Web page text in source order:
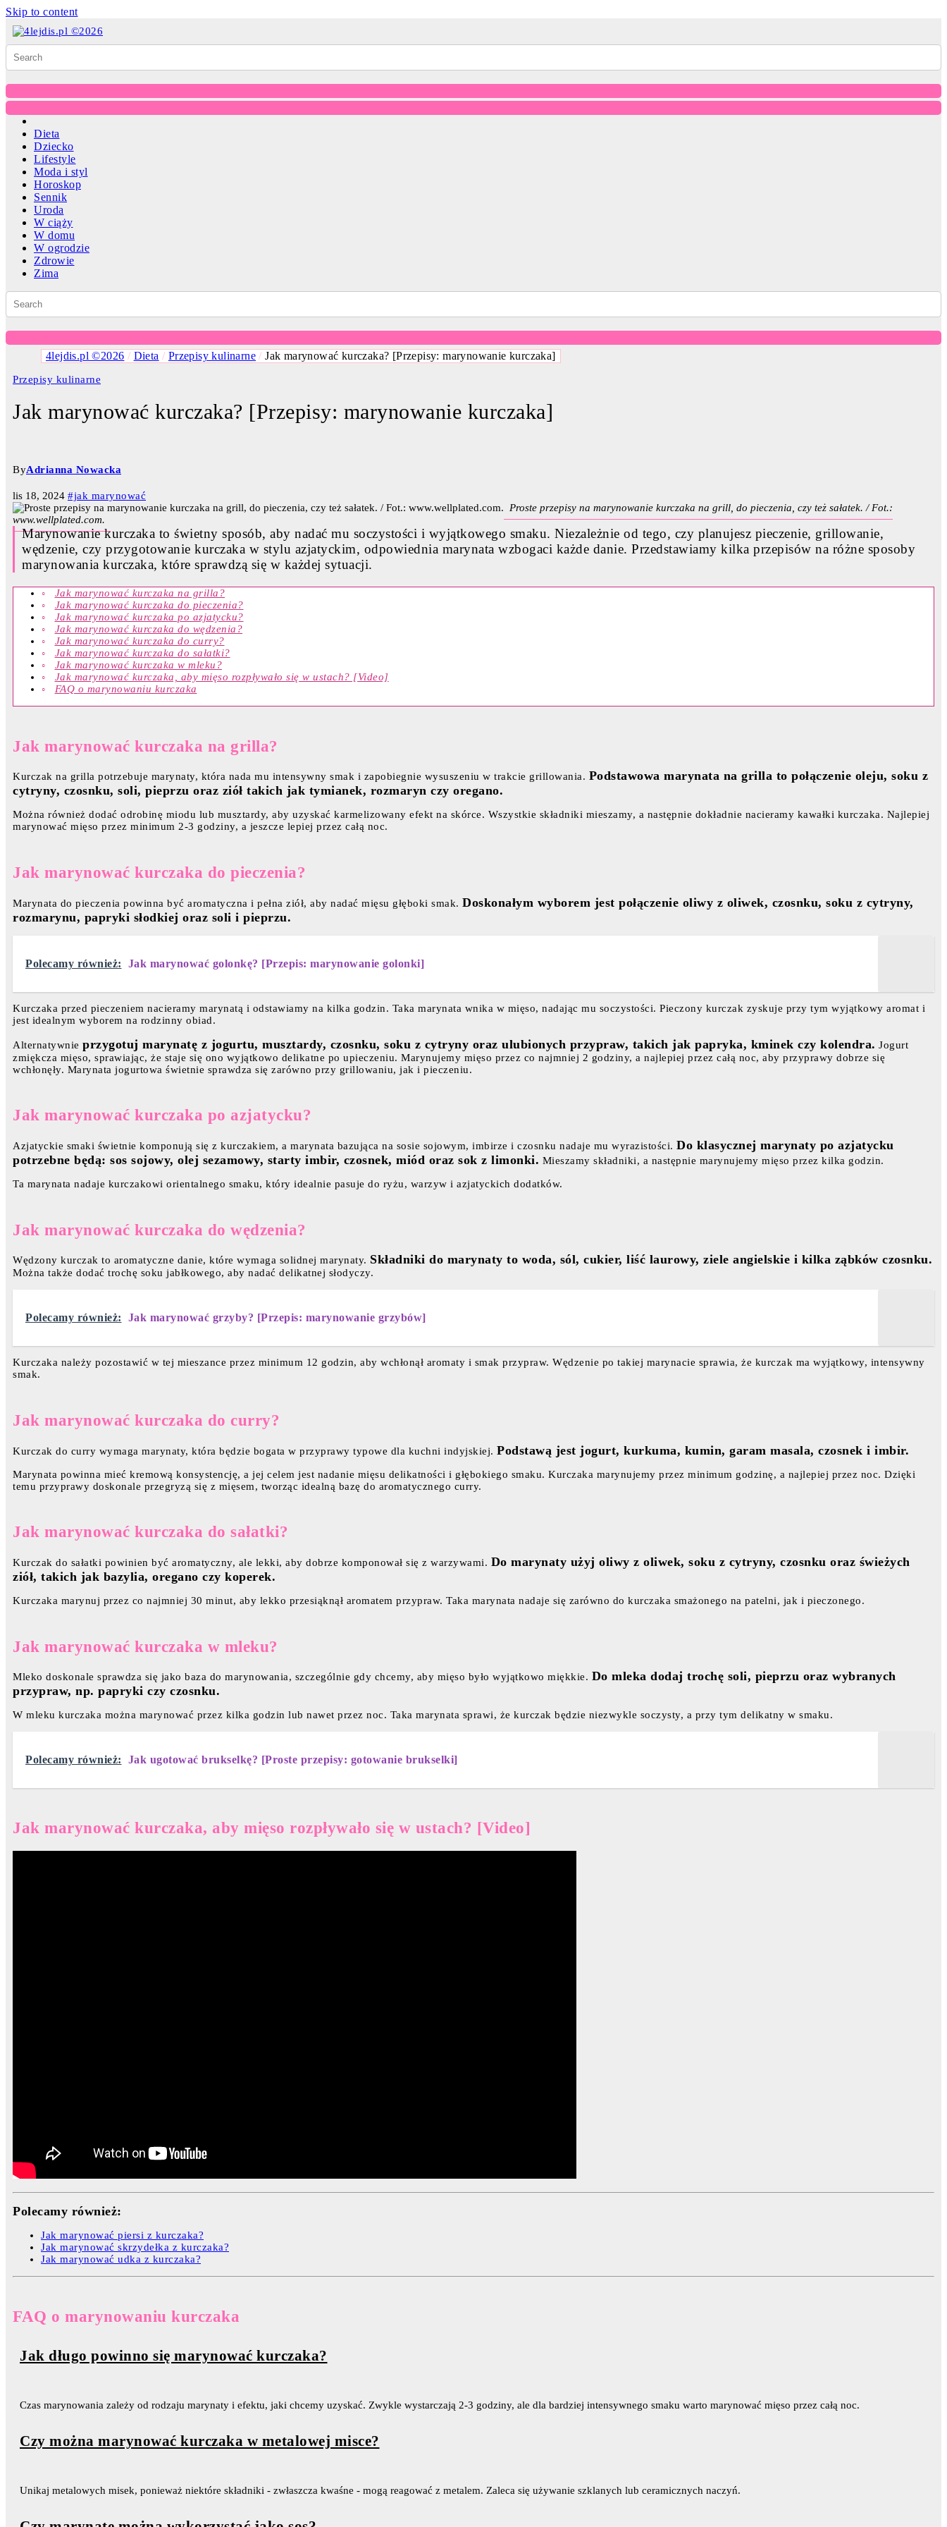
Skip to content
Dieta
Dziecko
Lifestyle
Moda i styl
Horoskop
Sennik
Uroda
W ciąży
W domu
W ogrodzie
Zdrowie
Zima
4lejdis.pl ©2026 / Dieta / Przepisy kulinarne /Jak marynować kurczaka? [Przepisy: marynowanie kurczaka]
Przepisy kulinarne
Jak marynować kurczaka? [Przepisy: marynowanie kurczaka]
ByAdrianna Nowacka
lis 18, 2024 #jak marynować
Proste przepisy na marynowanie kurczaka na grill, do pieczenia, czy też sałatek. / Fot.:
www.wellplated.com.
Marynowanie kurczaka to świetny sposób, aby nadać mu soczystości i wyjątkowego smaku. Niezależnie od tego, czy planujesz pieczenie, grillowanie,
wędzenie, czy przygotowanie kurczaka w stylu azjatyckim, odpowiednia marynata wzbogaci każde danie. Przedstawiamy kilka przepisów na różne sposoby
marynowania kurczaka, które sprawdzą się w każdej sytuacji.
Jak marynować kurczaka na grilla?
Jak marynować kurczaka do pieczenia?
Jak marynować kurczaka po azjatycku?
Jak marynować kurczaka do wędzenia?
Jak marynować kurczaka do curry?
Jak marynować kurczaka do sałatki?
Jak marynować kurczaka w mleku?
Jak marynować kurczaka, aby mięso rozpływało się w ustach? [Video]
FAQ o marynowaniu kurczaka
Jak marynować kurczaka na grilla?
Kurczak na grilla potrzebuje marynaty, która nada mu intensywny smak i zapobiegnie wysuszeniu w trakcie grillowania. Podstawowa marynata na grilla to połączenie oleju, soku z
cytryny, czosnku, soli, pieprzu oraz ziół takich jak tymianek, rozmaryn czy oregano.
Można również dodać odrobinę miodu lub musztardy, aby uzyskać karmelizowany efekt na skórce. Wszystkie składniki mieszamy, a następnie dokładnie nacieramy kawałki kurczaka. Najlepiej
marynować mięso przez minimum 2-3 godziny, a jeszcze lepiej przez całą noc.
Jak marynować kurczaka do pieczenia?
Marynata do pieczenia powinna być aromatyczna i pełna ziół, aby nadać mięsu głęboki smak. Doskonałym wyborem jest połączenie oliwy z oliwek, czosnku, soku z cytryny,
rozmarynu, papryki słodkiej oraz soli i pieprzu.
Polecamy również: Jak marynować golonkę? [Przepis: marynowanie golonki]
Kurczaka przed pieczeniem nacieramy marynatą i odstawiamy na kilka godzin. Taka marynata wnika w mięso, nadając mu soczystości. Pieczony kurczak zyskuje przy tym wyjątkowy aromat i
jest idealnym wyborem na rodzinny obiad.
Alternatywnie przygotuj marynatę z jogurtu, musztardy, czosnku, soku z cytryny oraz ulubionych przypraw, takich jak papryka, kminek czy kolendra. Jogurt
zmiękcza mięso, sprawiając, że staje się ono wyjątkowo delikatne po upieczeniu. Marynujemy mięso przez co najmniej 2 godziny, a najlepiej przez całą noc, aby przyprawy dobrze się
wchłonęły. Marynata jogurtowa świetnie sprawdza się zarówno przy grillowaniu, jak i pieczeniu.
Jak marynować kurczaka po azjatycku?
Azjatyckie smaki świetnie komponują się z kurczakiem, a marynata bazująca na sosie sojowym, imbirze i czosnku nadaje mu wyrazistości. Do klasycznej marynaty po azjatycku
potrzebne będą: sos sojowy, olej sezamowy, starty imbir, czosnek, miód oraz sok z limonki. Mieszamy składniki, a następnie marynujemy mięso przez kilka godzin.
Ta marynata nadaje kurczakowi orientalnego smaku, który idealnie pasuje do ryżu, warzyw i azjatyckich dodatków.
Jak marynować kurczaka do wędzenia?
Wędzony kurczak to aromatyczne danie, które wymaga solidnej marynaty. Składniki do marynaty to woda, sól, cukier, liść laurowy, ziele angielskie i kilka ząbków czosnku.
Można także dodać trochę soku jabłkowego, aby nadać delikatnej słodyczy.
Polecamy również: Jak marynować grzyby? [Przepis: marynowanie grzybów]
Kurczaka należy pozostawić w tej mieszance przez minimum 12 godzin, aby wchłonął aromaty i smak przypraw. Wędzenie po takiej marynacie sprawia, że kurczak ma wyjątkowy, intensywny
smak.
Jak marynować kurczaka do curry?
Kurczak do curry wymaga marynaty, która będzie bogata w przyprawy typowe dla kuchni indyjskiej. Podstawą jest jogurt, kurkuma, kumin, garam masala, czosnek i imbir.
Marynata powinna mieć kremową konsystencję, a jej celem jest nadanie mięsu delikatności i głębokiego smaku. Kurczaka marynujemy przez minimum godzinę, a najlepiej przez noc. Dzięki
temu przyprawy doskonale przegryzą się z mięsem, tworząc idealną bazę do aromatycznego curry.
Jak marynować kurczaka do sałatki?
Kurczak do sałatki powinien być aromatyczny, ale lekki, aby dobrze komponował się z warzywami. Do marynaty użyj oliwy z oliwek, soku z cytryny, czosnku oraz świeżych
ziół, takich jak bazylia, oregano czy koperek.
Kurczaka marynuj przez co najmniej 30 minut, aby lekko przesiąknął aromatem przypraw. Taka marynata nadaje się zarówno do kurczaka smażonego na patelni, jak i pieczonego.
Jak marynować kurczaka w mleku?
Mleko doskonale sprawdza się jako baza do marynowania, szczególnie gdy chcemy, aby mięso było wyjątkowo miękkie. Do mleka dodaj trochę soli, pieprzu oraz wybranych
przypraw, np. papryki czy czosnku.
W mleku kurczaka można marynować przez kilka godzin lub nawet przez noc. Taka marynata sprawi, że kurczak będzie niezwykle soczysty, a przy tym delikatny w smaku.
Polecamy również: Jak ugotować brukselkę? [Proste przepisy: gotowanie brukselki]
Jak marynować kurczaka, aby mięso rozpływało się w ustach? [Video]
Polecamy również:
Jak marynować piersi z kurczaka?
Jak marynować skrzydełka z kurczaka?
Jak marynować udka z kurczaka?
FAQ o marynowaniu kurczaka
Jak długo powinno się marynować kurczaka?
Czas marynowania zależy od rodzaju marynaty i efektu, jaki chcemy uzyskać. Zwykle wystarczają 2-3 godziny, ale dla bardziej intensywnego smaku warto marynować mięso przez całą noc.
Czy można marynować kurczaka w metalowej misce?
Unikaj metalowych misek, ponieważ niektóre składniki - zwłaszcza kwaśne - mogą reagować z metalem. Zaleca się używanie szklanych lub ceramicznych naczyń.